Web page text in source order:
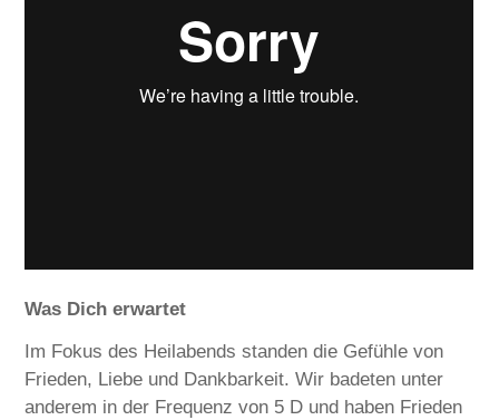
Was Dich erwartet
Im Fokus des Heilabends standen die Gefühle von
Frieden, Liebe und Dankbarkeit. Wir badeten unter
anderem in der Frequenz von 5 D und haben Frieden